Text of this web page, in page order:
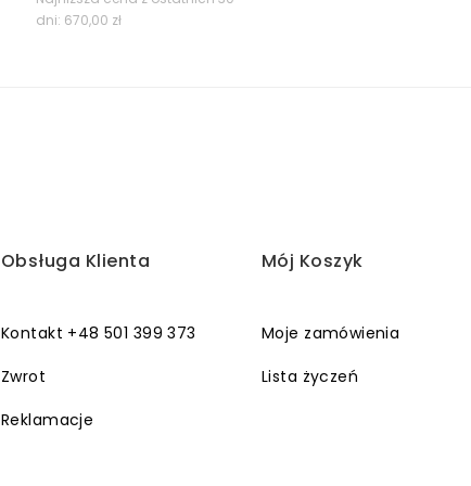
wynosiła:
dni: 670,00 zł
Obsługa Klienta
Kontakt +48 501 399 373
Zwrot
Reklamacje
Mój Koszyk
Moje zamówienia
Lista życzeń